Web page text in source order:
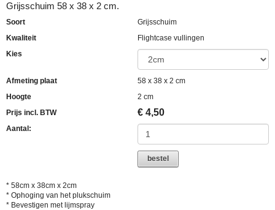
Grijsschuim 58 x 38 x 2 cm.
Soort
Grijsschuim
Kwaliteit
Flightcase vullingen
Kies
Afmeting plaat
58 x 38 x 2 cm
Hoogte
2 cm
Prijs incl. BTW
€ 4,50
Aantal:
bestel
* 58cm x 38cm x 2cm
* Ophoging van het plukschuim
* Bevestigen met lijmspray